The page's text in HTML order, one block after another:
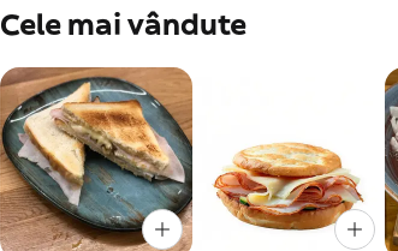
Cele mai vândute